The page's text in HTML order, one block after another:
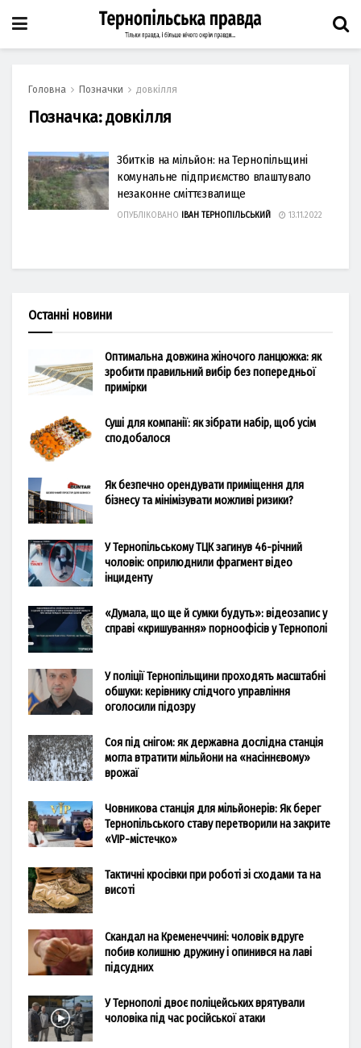
Головна Позначки довкілля
Позначка:довкілля
Збитків на мільйон: на Тернопільщині
комунальне підприємство влаштувало
незаконне сміттєзвалище
ОПУБЛІКОВАНО ІВАН ТЕРНОПІЛЬСЬКИЙ 13.11.2022
Останні новини
Оптимальна довжина жіночого ланцюжка: як
зробити правильний вибір без попередньої
примірки
Суші для компанії: як зібрати набір, щоб усім
сподобалося
Як безпечно орендувати приміщення для
бізнесу та мінімізувати можливі ризики?
У Тернопільському ТЦК загинув 46-річний
чоловік: оприлюднили фрагмент відео
інциденту
«Думала, що ще й сумки будуть»: відеозапис у
справі «кришування» порноофісів у Тернополі
У поліції Тернопільщини проходять масштабні
обшуки: керівнику слідчого управління
оголосили підозру
Соя під снігом: як державна дослідна станція
могла втратити мільйони на «насіннєвому»
врожаї
Човникова станція для мільйонерів: Як берег
Тернопільського ставу перетворили на закрите
«VIP-містечко»
Тактичні кросівки при роботі зі сходами та на
висоті
Скандал на Кременеччині: чоловік вдруге
побив колишню дружину і опинився на лаві
підсудних
У Тернополі двоє поліцейських врятували
чоловіка під час російської атаки